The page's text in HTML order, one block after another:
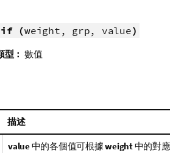
(weight, grp, value)
： 數值
描述
value中的各個值可根據weight中的對